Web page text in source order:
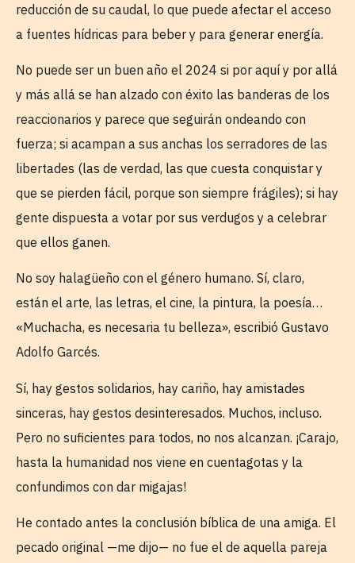
reducción de su caudal, lo que puede afectar el acceso
a fuentes hídricas para beber y para generar energía.
No puede ser un buen año el 2024 si por aquí y por allá
y más allá se han alzado con éxito las banderas de los
reaccionarios y parece que seguirán ondeando con
fuerza; si acampan a sus anchas los serradores de las
libertades (las de verdad, las que cuesta conquistar y
que se pierden fácil, porque son siempre frágiles); si hay
gente dispuesta a votar por sus verdugos y a celebrar
que ellos ganen.
No soy halagüeño con el género humano. Sí, claro,
están el arte, las letras, el cine, la pintura, la poesía…
«Muchacha, es necesaria tu belleza», escribió Gustavo
Adolfo Garcés.
Sí, hay gestos solidarios, hay cariño, hay amistades
sinceras, hay gestos desinteresados. Muchos, incluso.
Pero no suficientes para todos, no nos alcanzan. ¡Carajo,
hasta la humanidad nos viene en cuentagotas y la
confundimos con dar migajas!
He contado antes la conclusión bíblica de una amiga. El
pecado original —me dijo— no fue el de aquella pareja